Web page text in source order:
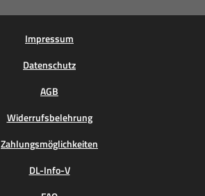
Impressum
Datenschutz
AGB
Widerrufsbelehrung
Zahlungsmöglichkeiten
DL-Info-V